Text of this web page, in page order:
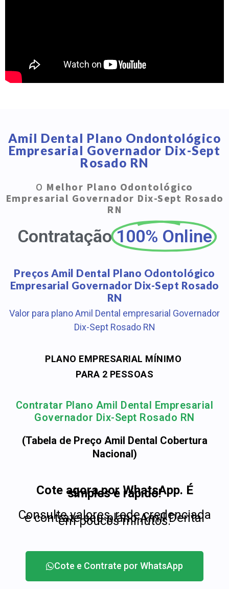
Amil Dental Plano Ondontológico
Empresarial Governador Dix-Sept
Rosado RN
O Melhor Plano Odontológico
Empresarial Governador Dix-Sept Rosado
RN
Contratação 100% Online
Preços Amil Dental Plano Odontológico
Empresarial Governador Dix-Sept Rosado
RN
Valor para plano Amil Dental empresarial Governador
Dix-Sept Rosado RN
PLANO EMPRESARIAL MÍNIMO
PARA 2 PESSOAS
Contratar Plano Amil Dental Empresarial
Governador Dix-Sept Rosado RN
(Tabela de Preço Amil Dental Cobertura
Nacional)
Cote agora por WhatsApp. É
simples e rápido!
Consulte valores, rede credenciada
e contrate seu plano Amil Dental
em poucos minutos.
Cote e Contrate por WhatsApp